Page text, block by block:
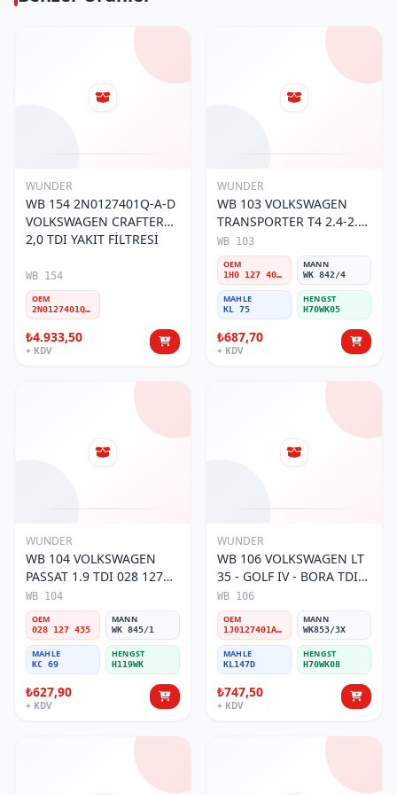
WUNDER
WB 154 2N0127401Q-A-D
VOLKSWAGEN CRAFTER
2,0 TDI YAKIT FİLTRESİ
WB 154
OEM
2N0127401Q-A-D
₺4.933,50
+ KDV
WUNDER
WB 103 VOLKSWAGEN
TRANSPORTER T4 2.4-2.5
MOTOR- CADDY E.M 1H0
127 401 C Yakıt/Mazot
Filtresi
WB 103
OEM
1H0 127 401 C
MANN
WK 842/4
MAHLE
KL 75
HENGST
H70WK05
₺687,70
+ KDV
WUNDER
WB 104 VOLKSWAGEN
PASSAT 1.9 TDI 028 127
435 Yakıt/Mazot Filtresi
WB 104
OEM
028 127 435
MANN
WK 845/1
MAHLE
KC 69
HENGST
H119WK
₺627,90
+ KDV
WUNDER
WB 106 VOLKSWAGEN LT
35 - GOLF IV - BORA TDI
1J0 127 401 Yakıt/Mazot
Filtresi
WB 106
OEM
1J0127401A/2D0127399/1J0127399A
MANN
WK853/3X
MAHLE
KL147D
HENGST
H70WK08
₺747,50
+ KDV